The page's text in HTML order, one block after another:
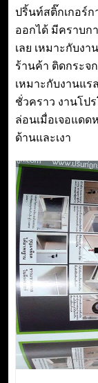
ปริ้นท์สติ๊กเกอร์ก
ออกได้ มีคราบก
เลย เหมาะกับง
ร้านค้า ติดกระจ
เหมาะกับงานแร
ชั่วคราว งานโป
ล่อนเมื่อเจอแด
ด้านและเงา